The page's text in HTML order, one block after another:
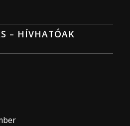
– HÍVHATÓAK